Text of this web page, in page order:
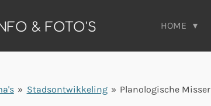
& FOTO'S HOME
» Stadsontwikkeling » Planologische